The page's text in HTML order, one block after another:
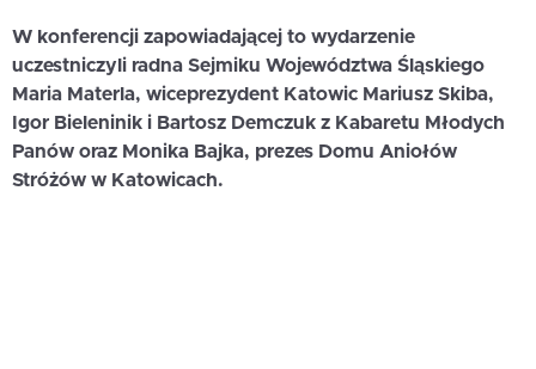
W konferencji zapowiadającej to wydarzenie
uczestniczyli radna Sejmiku Województwa Śląskiego
Maria Materla, wiceprezydent Katowic Mariusz Skiba,
Igor Bieleninik i Bartosz Demczuk z Kabaretu Młodych
Panów oraz Monika Bajka, prezes Domu Aniołów
Stróżów w Katowicach.